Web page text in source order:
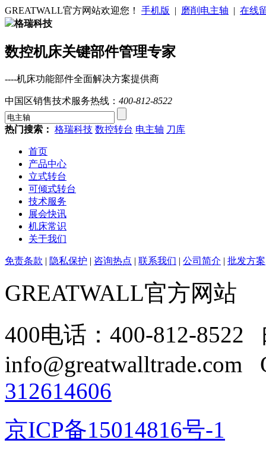
GREATWALL官方网站欢迎您！ 手机版 | 磨削电主轴 | 在线
格瑞科技
数控机床关键部件管理专家
----机床功能部件全面解决方案提供商
中国区销售技术服务热线： 400-812-8522
热门搜索： 格瑞科技 数控转台 电主轴 刀库
首页
产品中心
立式转台
可倾式转台
技术服务
展会快讯
机床常识
关于我们
免责条款 | 隐私保护 | 咨询热点 | 联系我们 | 公司简介 | 批发方案
GREATWALL官方网站
400电话：400-812-8522
info@greatwalltrade.com
312614606
京ICP备15014816号-1